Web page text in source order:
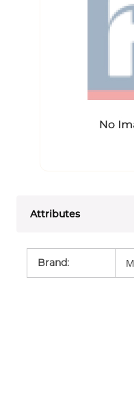
Attributes
Brand: